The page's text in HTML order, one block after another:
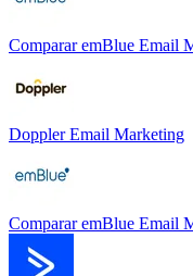
Comparar emBlue Email
Doppler Email Marketing
Comparar emBlue Email